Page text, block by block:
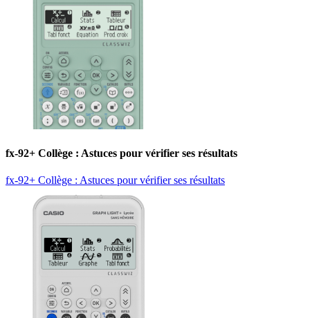
fx-92+ Collège : Astuces pour vérifier ses résultats
fx-92+ Collège : Astuces pour vérifier ses résultats